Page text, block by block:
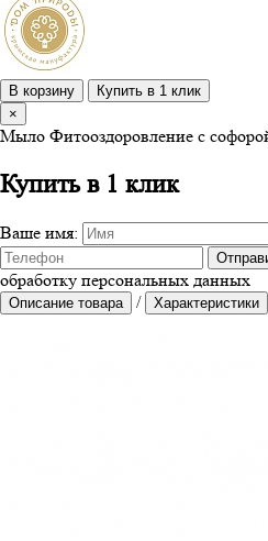
В корзину
Купить в 1 клик
×
Мыло Фитооздоровление с
Купить в 1 клик
Ваше имя:
обработку персональных данных
Описание товара / Характеристики